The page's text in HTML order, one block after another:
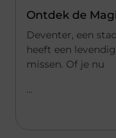
Ontdek de
Deventer, een
heeft een
missen. Of je nu
...